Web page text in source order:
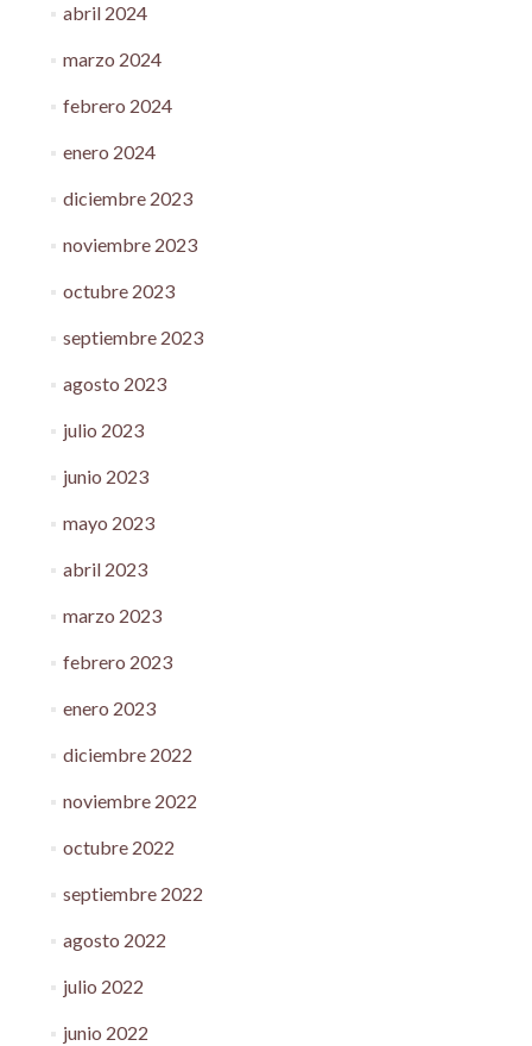
abril 2024
marzo 2024
febrero 2024
enero 2024
diciembre 2023
noviembre 2023
octubre 2023
septiembre 2023
agosto 2023
julio 2023
junio 2023
mayo 2023
abril 2023
marzo 2023
febrero 2023
enero 2023
diciembre 2022
noviembre 2022
octubre 2022
septiembre 2022
agosto 2022
julio 2022
junio 2022